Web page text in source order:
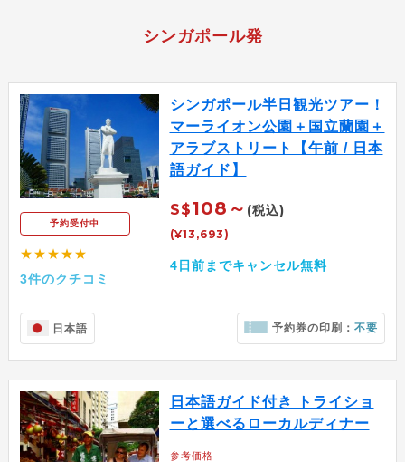
シンガポール発
予約受付中
★★★★★
3件のクチコミ
シンガポール半日観光ツアー！
マーライオン公園＋国立蘭園＋
アラブストリート【午前 / 日本
語ガイド】
S$108～ (税込)
(¥13,693)
4日前までキャンセル無料
日本語 予約券の印刷：不要
日本語ガイド付き トライショ
ーと選べるローカルディナー
参考価格